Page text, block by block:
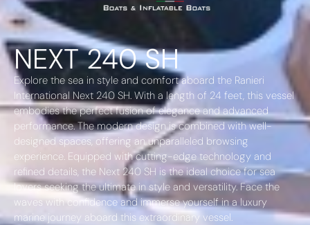
NEXT 240 SH
Explore the sea in style and comfort aboard the Ranieri
International Next 240 SH. With a length of 24 feet, this vessel
embodies the perfect fusion of elegance and advanced
performance. The modern design is combined with well-
designed spaces, offering an unparalleled browsing
experience. Equipped with cutting-edge technology and
refined details, the Next 240 SH is the ideal choice for sea
lovers seeking the ultimate in style and versatility. Face the
waves with confidence and immerse yourself in a luxury
marine journey aboard this extraordinary vessel.